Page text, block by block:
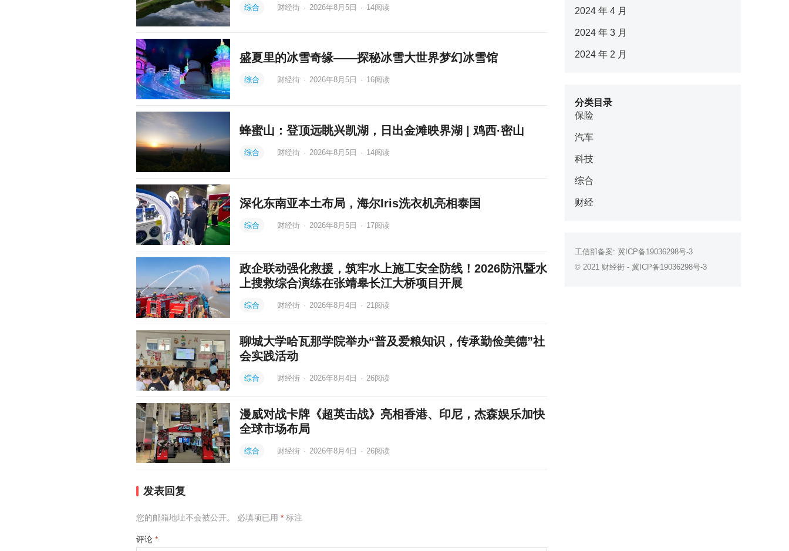
综合 财经街 · 2026年8月5日 · 14阅读
盛夏里的冰雪奇缘——探秘冰雪大世界梦幻冰雪馆
综合 财经街 · 2026年8月5日 · 16阅读
蜂蜜山：登顶远眺兴凯湖，日出金滩映界湖 | 鸡西·密山
综合 财经街 · 2026年8月5日 · 14阅读
深化东南亚本土布局，海尔Iris洗衣机亮相泰国
综合 财经街 · 2026年8月5日 · 17阅读
政企联动强化救援，筑牢水上施工安全防线！2026防汛暨水
上搜救综合演练在张靖皋长江大桥项目开展
综合 财经街 · 2026年8月4日 · 21 阅读
聊城大学哈瓦那学院举办“普及爱粮知识，传承勤俭美德”社
会实践活动
综合 财经街 · 2026年8月4日 · 26阅读
漫威对战卡牌《超英击战》亮相香港、印尼，杰森娱乐加快
全球市场布局
综合 财经街 · 2026年8月4日 · 26阅读
发表回复
您的邮箱地址不会被公开。 必填项已用 * 标注
评论 *
2024 年 4 月
2024 年 3 月
2024 年 2 月
分类目录
保险
汽车
科技
综合
财经
工信部备案: 冀ICP备19036298号-3
© 2021 财经街 - 冀ICP备19036298号-3